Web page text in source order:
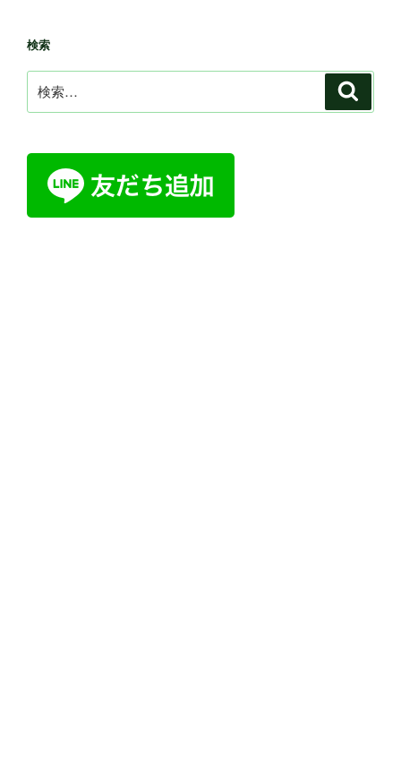
検索
索: